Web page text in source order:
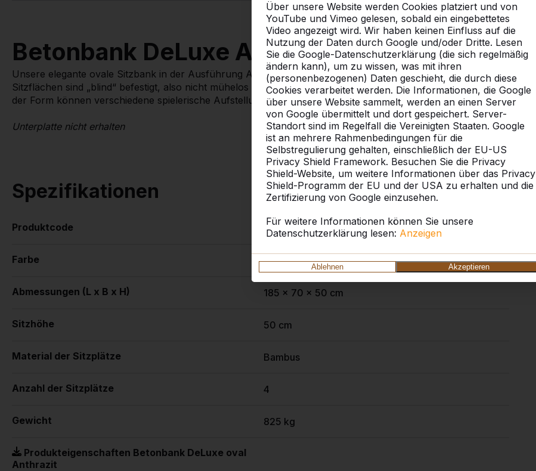
Über unsere Website werden Cookies platziert und von
YouTube und Vimeo gelesen, sobald ein eingebettetes
Video angezeigt wird. Wir haben keinen Einfluss auf die
Nutzung der Daten durch Google und/oder Dritte. Lesen
Sie die Google-Datenschutzerklärung (die sich regelmäßig
ändern kann), um zu wissen, was mit ihren
(personenbezogenen) Daten geschieht, die durch diese
Cookies verarbeitet werden. Die Informationen, die Google
über unsere Website sammelt, werden an einen Server
von Google übermittelt und dort gespeichert. Server-
Standort sind im Regelfall die Vereinigten Staaten. Google
ist an mehrere Rahmenbedingungen für die
Selbstregulierung gehalten, einschließlich der EU-US
Privacy Shield Framework. Besuchen Sie die Privacy
Shield-Website, um weitere Informationen über das Privacy
Shield-Programm der EU und der USA zu erhalten und die
Zertifizierung von Google einzusehen.
Für weitere Informationen können Sie unsere
Datenschutzerklärung lesen: Anzeigen
Ablehnen Akzeptieren
Betonbank DeLuxe Anthrazit oval
Unsere elegante ovale Sitzbank in der Ausführung Anthrazit mit einer warmen Ausstrahlung. Die Bambus
Sitzflächen sind „blind“ befestigt, also nicht mühelos zu demontieren. Hübsch und praktisch zugleich. Dank
der Form können verschiedene spielerische Aufstellungen gemacht werden.
Unterplatte nicht erhalten
Spezifikationen
Produktcode BB.DLA.OV
Farbe Anthrazit lackiert, RAL 7016
Abmessungen (L x B x H) 185 x 70 x 50 cm
Sitzhöhe 50 cm
Material der Sitzplätze Bambus
Anzahl der Sitzplätze 4
Gewicht 825 kg
Produkteigenschaften Betonbank DeLuxe oval
Anthrazit